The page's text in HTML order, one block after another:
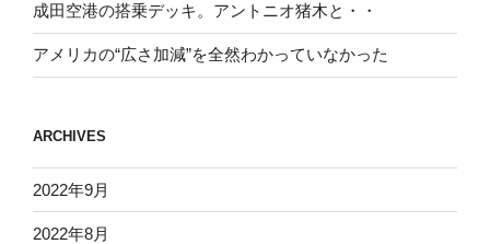
成田空港の搭乗デッキ。アントニオ猪木と・・
アメリカの“広さ加減”を全然わかっていなかった
ARCHIVES
2022年9月
2022年8月